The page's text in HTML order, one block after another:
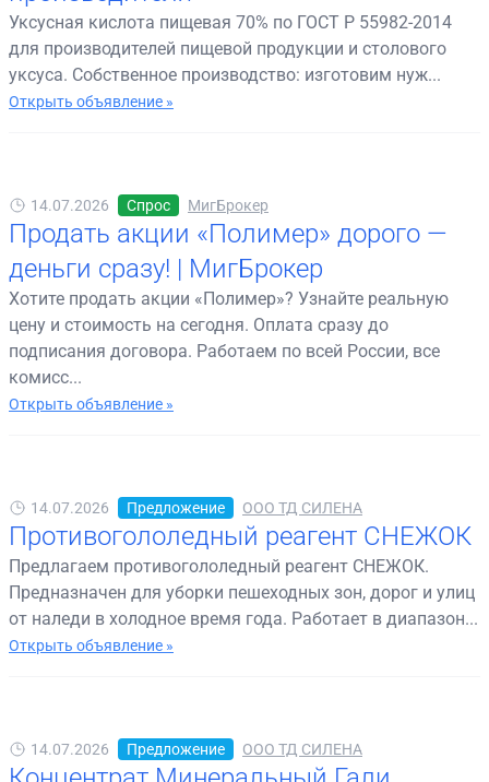
Уксусная кислота пищевая 70% по ГОСТ Р 55982-2014
для производителей пищевой продукции и столового
уксуса. Собственное производство: изготовим нуж...
Открыть объявление »
14.07.2026 Спрос МигБрокер
Продать акции «Полимер» дорого —
деньги сразу! | МигБрокер
Хотите продать акции «Полимер»? Узнайте реальную
цену и стоимость на сегодня. Оплата сразу до
подписания договора. Работаем по всей России, все
комисс...
Открыть объявление »
14.07.2026 Предложение ООО ТД СИЛЕНА
Противогололедный реагент СНЕЖОК
Предлагаем противогололедный реагент СНЕЖОК.
Предназначен для уборки пешеходных зон, дорог и улиц
от наледи в холодное время года. Работает в диапазон...
Открыть объявление »
14.07.2026 Предложение ООО ТД СИЛЕНА